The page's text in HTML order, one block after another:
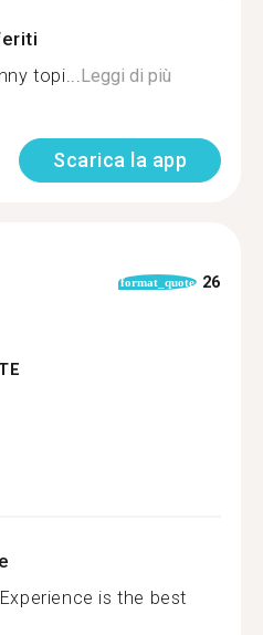
topi...Leggi di più
Scarica la app
format_quote 26
is the best